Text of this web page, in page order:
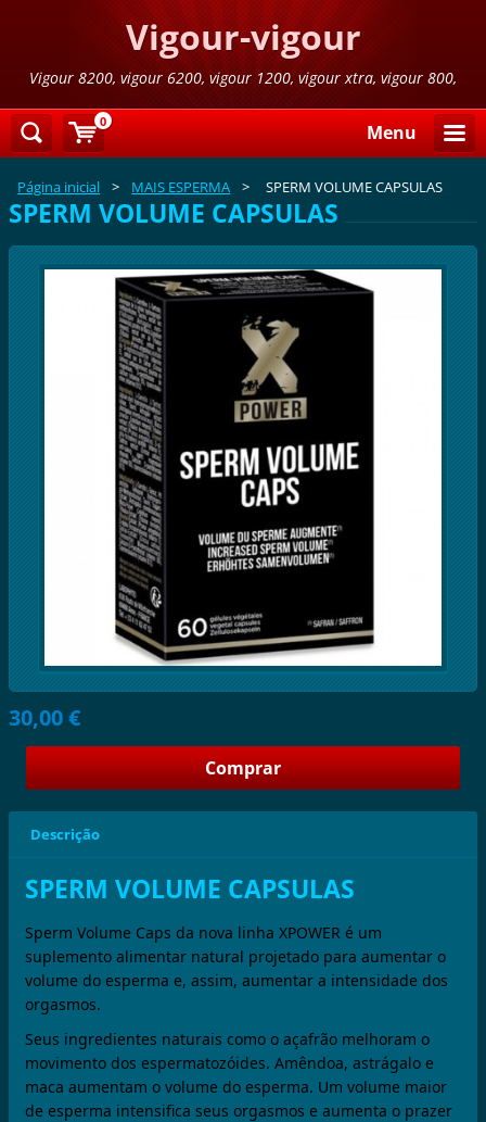
Vigour-vigour
Vigour 8200, vigour 6200, vigour 1200, vigour xtra, vigour 800,
Menu
Página inicial > MAIS ESPERMA > SPERM VOLUME CAPSULAS
SPERM VOLUME CAPSULAS
30,00 €
Descrição
SPERM VOLUME CAPSULAS
Sperm Volume Caps da nova linha XPOWER é um
suplemento alimentar natural projetado para aumentar o
volume do esperma e, assim, aumentar a intensidade dos
orgasmos.
Seus ingredientes naturais como o açafrão melhoram o
movimento dos espermatozóides. Amêndoa, astrágalo e
maca aumentam o volume do esperma. Um volume maior
de esperma intensifica seus orgasmos e aumenta o prazer
0